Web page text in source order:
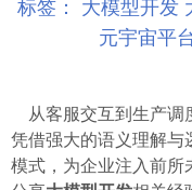
标签： 大模型开发
元宇宙平
从客服交互到生产调
凭借强大的语义理解与
模式，为企业注入前所